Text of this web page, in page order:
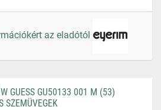
az eladótól
GUESS GU50133 001 M (53)
SZEMÜVEGEK